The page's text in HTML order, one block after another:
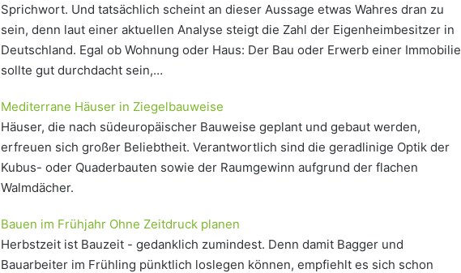
Sprichwort. Und tatsächlich scheint an dieser Aussage etwas Wahres dran zu
sein, denn laut einer aktuellen Analyse steigt die Zahl der Eigenheimbesitzer in
Deutschland. Egal ob Wohnung oder Haus: Der Bau oder Erwerb einer Immobilie
sollte gut durchdacht sein,…
Mediterrane Häuser in Ziegelbauweise
Häuser, die nach südeuropäischer Bauweise geplant und gebaut werden,
erfreuen sich großer Beliebtheit. Verantwortlich sind die geradlinige Optik der
Kubus- oder Quaderbauten sowie der Raumgewinn aufgrund der flachen
Walmdächer.
Bauen im Frühjahr Ohne Zeitdruck planen
Herbstzeit ist Bauzeit - gedanklich zumindest. Denn damit Bagger und
Bauarbeiter im Frühling pünktlich loslegen können, empfiehlt es sich schon